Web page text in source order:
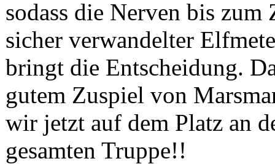
sodass die Nerven bis
sicher verwandelter
bringt die Entscheidung.
gutem Zuspiel von
wir jetzt auf dem Platz an
gesamten Truppe!!